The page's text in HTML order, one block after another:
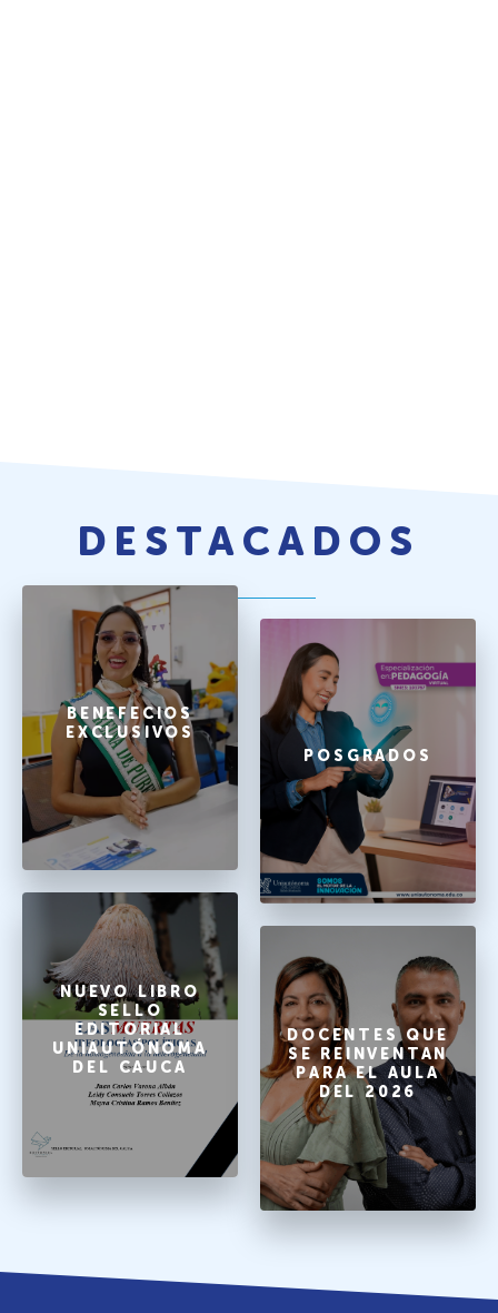
DESTACADOS
BENEFECIOS
EXCLUSIVOS
POSGRADOS
NUEVO LIBRO
SELLO
EDITORIAL
UNIAUTÓNOMA
DEL CAUCA
DOCENTES QUE
SE REINVENTAN
PARA EL AULA
DEL 2026